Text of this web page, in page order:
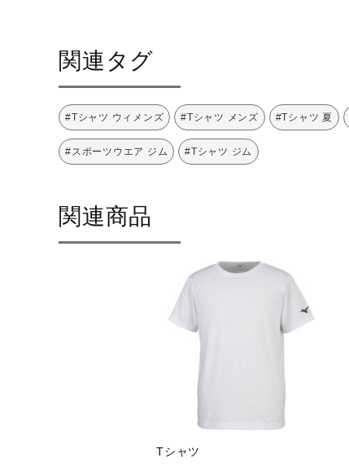
発売シーズン
関連タグ
#Tシャツ ウィメンズ #Tシャツ メンズ #Tシャツ 夏
#スポーツウエア ジム #Tシャツ ジム
関連商品
Tシャツ